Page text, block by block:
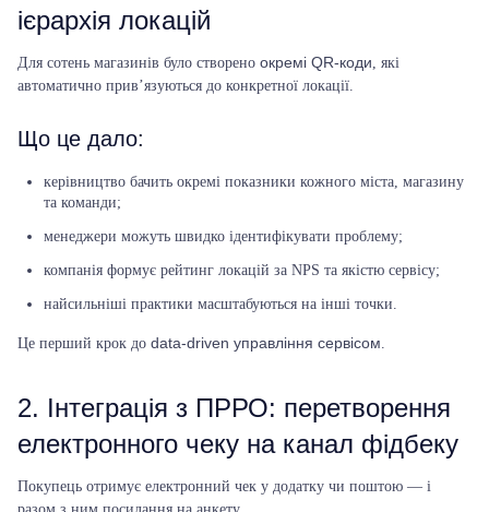
ієрархія локацій
Для сотень магазинів було створено окремі QR-коди, які
автоматично прив’язуються до конкретної локації.
Що це дало:
керівництво бачить окремі показники кожного міста, магазину
та команди;
менеджери можуть швидко ідентифікувати проблему;
компанія формує рейтинг локацій за NPS та якістю сервісу;
найсильніші практики масштабуються на інші точки.
Це перший крок до data-driven управління сервісом.
2. Інтеграція з ПРРО: перетворення
електронного чеку на канал фідбеку
Покупець отримує електронний чек у додатку чи поштою — і